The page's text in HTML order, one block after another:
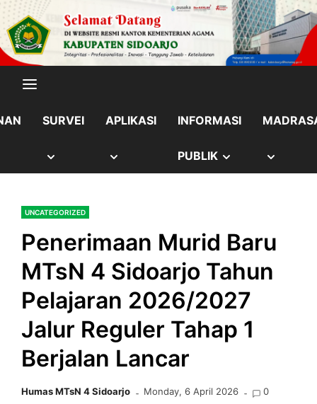
content
Skip
to
content
SURVEI APLIKASI INFORMASI
PUBLIK SHOW
UNCATEGORIZED
Penerimaan Murid Baru
MTsN 4 Sidoarjo Tahun
Pelajaran 2026/2027
Jalur Reguler Tahap 1
Berjalan Lancar
Humas MTsN 4 Sidoarjo Monday, 6 April 2026 0